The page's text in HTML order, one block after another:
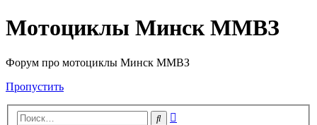
Мотоциклы Минск ММВЗ
Форум про мотоциклы Минск ММВЗ
Пропустить
Поиск